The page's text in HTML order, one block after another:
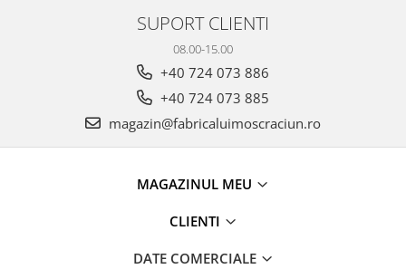
SUPORT CLIENTI
08.00-15.00
+40 724 073 886
+40 724 073 885
magazin@fabricaluimoscraciun.ro
MAGAZINUL MEU
CLIENTI
DATE COMERCIALE